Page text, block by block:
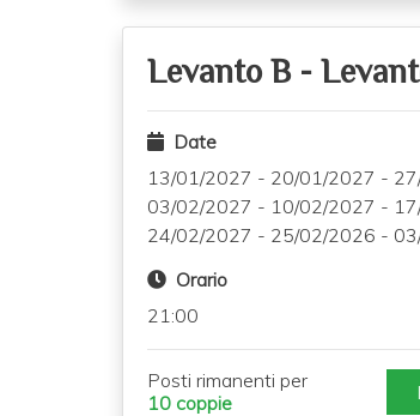
Levanto B -
Date
13/01/2027 - 20/01/2027 -
03/02/2027 - 10/02/2027 -
24/02/2027 - 25/02/2026 -
Orario
21:00
Posti rimanenti per
10 coppie